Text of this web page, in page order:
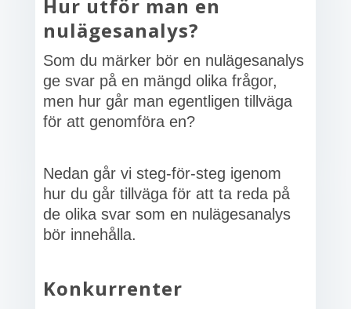
Hur utför man en
nulägesanalys?
Som du märker bör en nulägesanalys
ge svar på en mängd olika frågor,
men hur går man egentligen tillväga
för att genomföra en?
Nedan går vi steg-för-steg igenom
hur du går tillväga för att ta reda på
de olika svar som en nulägesanalys
bör innehålla.
Konkurrenter